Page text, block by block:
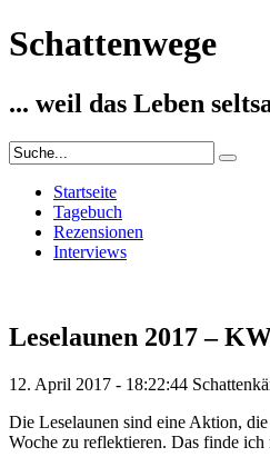
Schattenwege
... weil das Leben
Startseite
Tagebuch
Rezensionen
Interviews
Leselaunen 2017 –
12. April 2017 - 18:22:44
Die Leselaunen sind eine Aktion,
Woche zu reflektieren. Das finde